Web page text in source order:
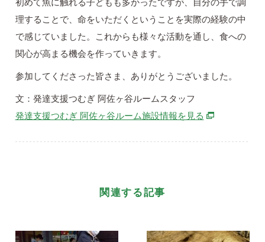
初めて魚に触れる子どもも多かったですが、自分の手で調
理することで、命をいただくということを実際の経験の中
で感じていました。これからも様々な活動を通し、食への
関心が高まる機会を作っていきます。
参加してくださった皆さま、ありがとうございました。
文：発達支援つむぎ 阿佐ヶ谷ルームスタッフ
発達支援つむぎ 阿佐ヶ谷ルーム施設情報を見る 別ウィンドウ
関連する記事